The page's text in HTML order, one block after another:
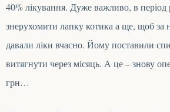
40% лікування. Дуже важливо, в період
знерухомити лапку котика а ще, щоб за
давали ліки вчасно. Йому поставили
витягнути через місяць. А це – знову
грн…